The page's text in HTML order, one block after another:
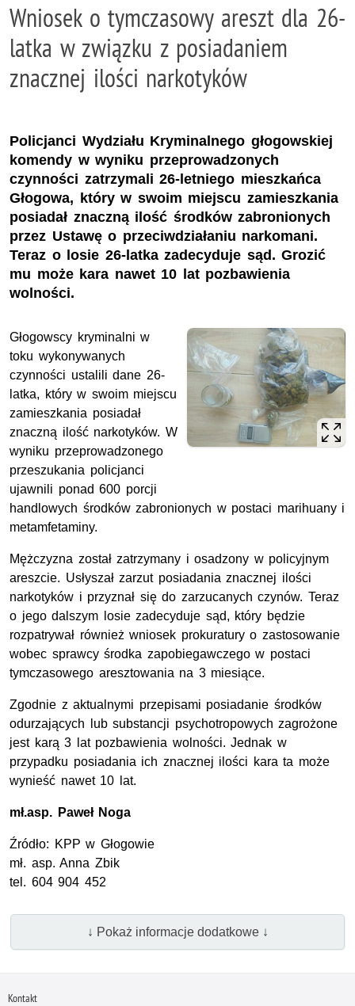
Wniosek o tymczasowy areszt dla 26-
latka w związku z posiadaniem
znacznej ilości narkotyków
Policjanci Wydziału Kryminalnego głogowskiej
komendy w wyniku przeprowadzonych
czynności zatrzymali 26-letniego mieszkańca
Głogowa, który w swoim miejscu zamieszkania
posiadał znaczną ilość środków zabronionych
przez Ustawę o przeciwdziałaniu narkomani.
Teraz o losie 26-latka zadecyduje sąd. Grozić
mu może kara nawet 10 lat pozbawienia
wolności.
Głogowscy kryminalni w
toku wykonywanych
czynności ustalili dane 26-
latka, który w swoim miejscu
zamieszkania posiadał
znaczną ilość narkotyków. W
wyniku przeprowadzonego
przeszukania policjanci
ujawnili ponad 600 porcji
handlowych środków zabronionych w postaci marihuany i
metamfetaminy.
Mężczyzna został zatrzymany i osadzony w policyjnym
areszcie. Usłyszał zarzut posiadania znacznej ilości
narkotyków i przyznał się do zarzucanych czynów. Teraz
o jego dalszym losie zadecyduje sąd, który będzie
rozpatrywał również wniosek prokuratury o zastosowanie
wobec sprawcy środka zapobiegawczego w postaci
tymczasowego aresztowania na 3 miesiące.
Zgodnie z aktualnymi przepisami posiadanie środków
odurzających lub substancji psychotropowych zagrożone
jest karą 3 lat pozbawienia wolności. Jednak w
przypadku posiadania ich znacznej ilości kara ta może
wynieść nawet 10 lat.
mł.asp. Paweł Noga
Źródło: KPP w Głogowie
mł. asp. Anna Zbik
tel . 604 904 452
↓ Pokaż informacje dodatkowe ↓
Kontakt